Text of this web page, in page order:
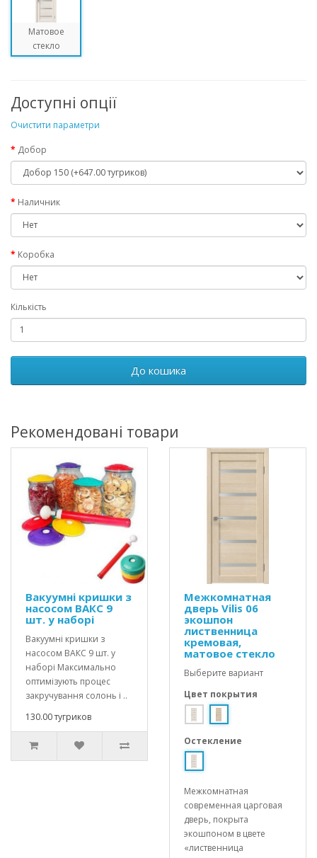
Матовое
стекло
Доступні опції
Очистити параметри
Добор
Наличник
Коробка
Кількість
До кошика
Рекомендовані товари
Вакуумні кришки з
насосом ВАКС 9
шт. у наборі
Вакуумні кришки з
насосом ВАКС 9 шт. у
наборі Максимально
оптимізують процес
закручування солонь і ..
130.00 тугриков
Межкомнатная
дверь Vilis 06
экошпон
лиственница
кремовая,
матовое стекло
Выберите вариант
Цвет покрытия
Остекление
Межкомнатная
современная царговая
дверь, покрыта
экошпоном в цвете
«лиственница